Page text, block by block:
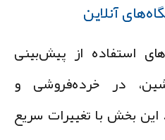
آنلاین
از پیش‌بینی
در خرده‌فروشی و
بخش با تغییرات سریع